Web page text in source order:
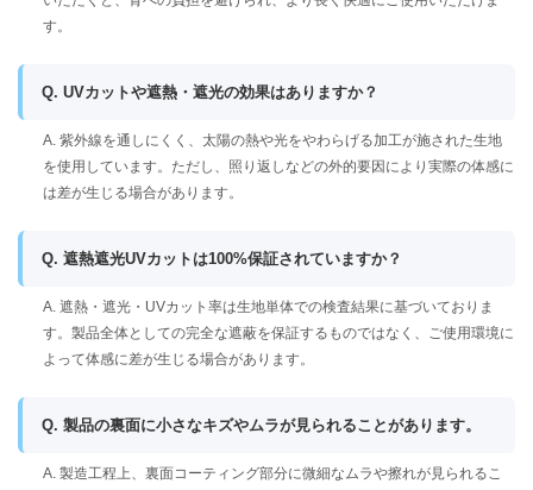
す。
Q. UVカットや遮熱・遮光の効果はありますか？
A. 紫外線を通しにくく、太陽の熱や光をやわらげる加工が施された生地
を使用しています。ただし、照り返しなどの外的要因により実際の体感に
は差が生じる場合があります。
Q. 遮熱遮光UVカットは100%保証されていますか？
A. 遮熱・遮光・UVカット率は生地単体での検査結果に基づいておりま
す。製品全体としての完全な遮蔽を保証するものではなく、ご使用環境に
よって体感に差が生じる場合があります。
Q. 製品の裏面に小さなキズやムラが見られることがあります。
A. 製造工程上、裏面コーティング部分に微細なムラや擦れが見られるこ